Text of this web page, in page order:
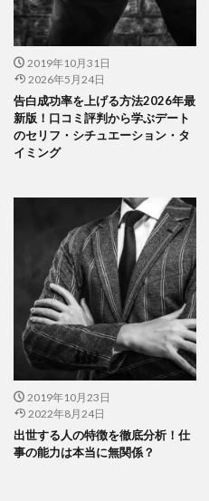
2019年10月31日
2026年5月24日
告白成功率を上げる方法2026年最
新版！口コミ評判から学ぶデート
のセリフ・シチュエーション・タ
イミング
2019年10月23日
2022年8月24日
出世する人の特徴を徹底分析！仕
事の能力は本当に無関係？